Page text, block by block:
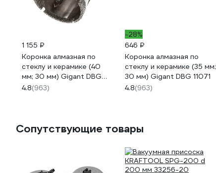
1 155 ₽
Коронка алмазная по
стеклу и керамике (40
мм; 30 мм) Gigant DBG
11073
4.8(963)
-28%
646 ₽
Коронка алмазная по
стеклу и керамике (35 мм;
30 мм) Gigant DBG 11071
4.8(963)
Сопутствующие товары